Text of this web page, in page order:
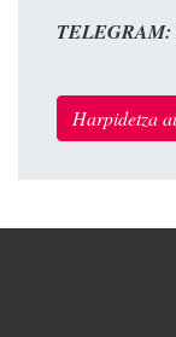
TELEGRAM:
Harpidetza